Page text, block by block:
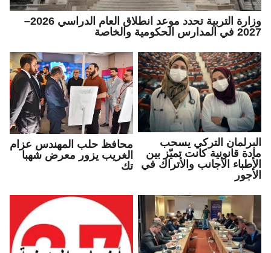
وزارة التربية تحدد موعد انطلاق العام الدراسي 2026–
2027 في المدارس الحكومية والخاصة
البرلمان التركي يسحب
مادة قانونية كانت تميّز بين
الأطباء الأجانب والأتراك في
الأجور
محافظ حلب المهندس عزام
الغريب يزور معرض شهبا
تك